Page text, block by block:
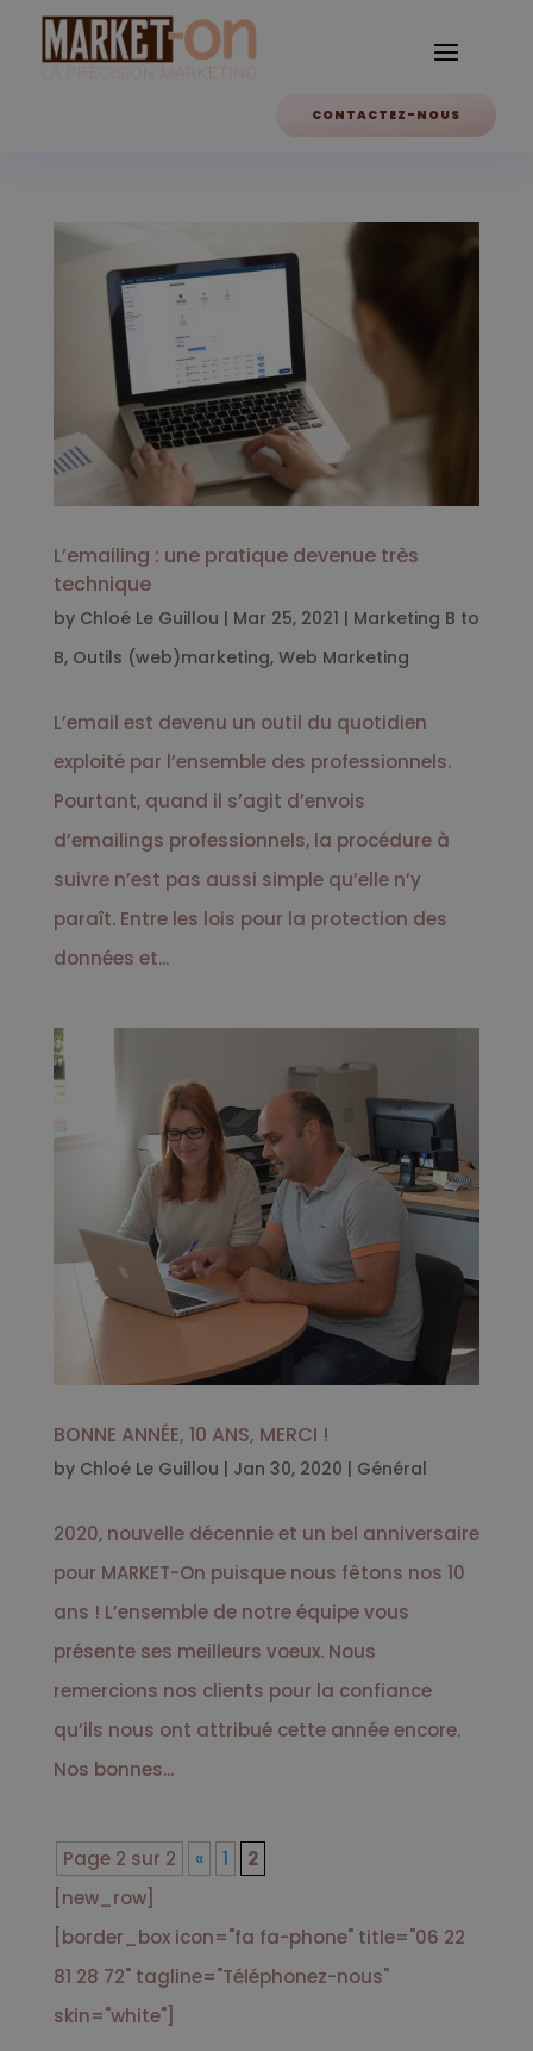
CONTACTEZ-NOUS
L’emailing : une pratique devenue très
technique
by Chloé Le Guillou | Mar 25, 2021 | Marketing B to
B, Outils (web)marketing, Web Marketing
L’email est devenu un outil du quotidien
exploité par l’ensemble des professionnels.
Pourtant, quand il s’agit d’envois
d’emailings professionnels, la procédure à
suivre n’est pas aussi simple qu’elle n’y
paraît. Entre les lois pour la protection des
données et...
BONNE ANNÉE, 10 ANS, MERCI !
by Chloé Le Guillou | Jan 30, 2020 | Général
2020, nouvelle décennie et un bel anniversaire
pour MARKET-On puisque nous fêtons nos 10
ans ! L’ensemble de notre équipe vous
présente ses meilleurs voeux. Nous
remercions nos clients pour la confiance
qu’ils nous ont attribué cette année encore.
Nos bonnes...
Page 2 sur 2 « 1
2
[new_row]
[border_box icon="fa fa-phone" title="06 22
81 28 72" tagline="Téléphonez-nous"
skin="white"]